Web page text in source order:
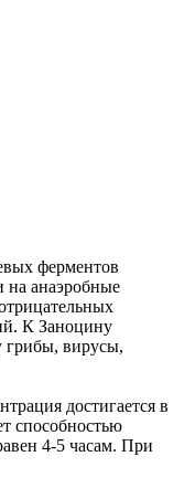
ферментов
на анаэробные
К Заноцину
грибы, вирусы,
достигается в
способностью
4-5 часам. При